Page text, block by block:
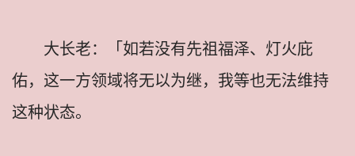
大长老：「如若没有先祖福泽、灯火庇
佑，这一方领域将无以为继，我等也无法维持
这种状态。